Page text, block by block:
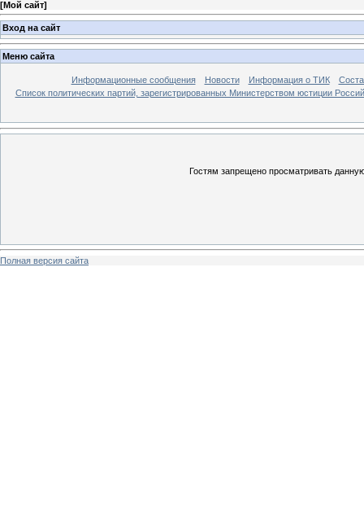
[Мой сайт]
Вход на сайт
Меню сайта
Информационные сообщения Новости Информация о ТИК
Список политических партий, зарегистрированных Министерством юстиции
Гостям запрещено просматривать
Полная версия сайта